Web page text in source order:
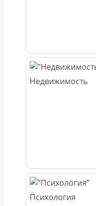
Недвижимость
Психология